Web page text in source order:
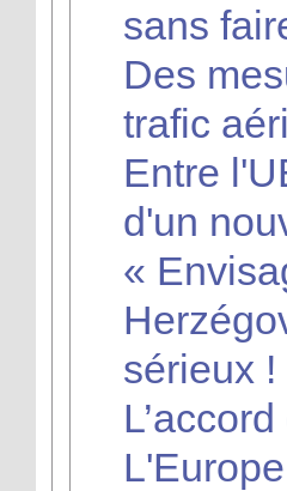
sans
Des
trafic
Entre
d'un
«
sérieux !